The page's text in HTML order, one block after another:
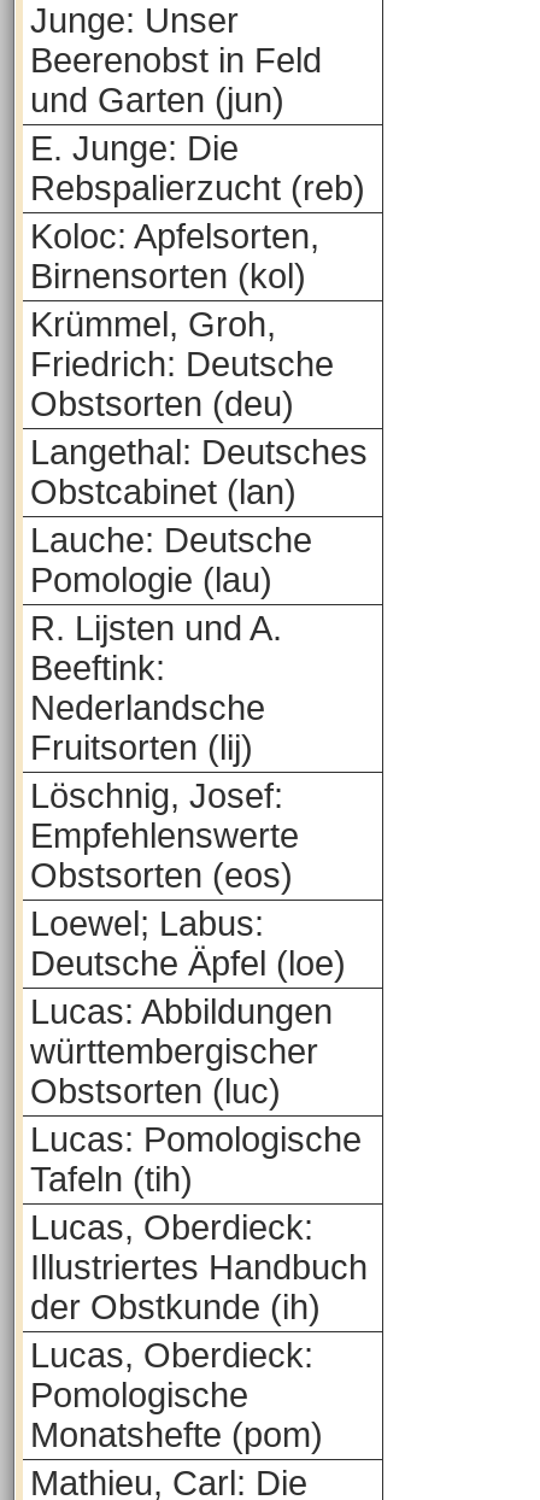
Junge: Unser
Beerenobst in Feld
und Garten (jun)
E. Junge: Die
Rebspalierzucht (reb)
Koloc: Apfelsorten,
Birnensorten (kol)
Krümmel, Groh,
Friedrich: Deutsche
Obstsorten (deu)
Langethal: Deutsches
Obstcabinet (lan)
Lauche: Deutsche
Pomologie (lau)
R. Lijsten und A.
Beeftink:
Nederlandsche
Fruitsorten (lij)
Löschnig, Josef:
Empfehlenswerte
Obstsorten (eos)
Loewel; Labus:
Deutsche Äpfel (loe)
Lucas: Abbildungen
württembergischer
Obstsorten (luc)
Lucas: Pomologische
Tafeln (tih)
Lucas, Oberdieck:
Illustriertes Handbuch
der Obstkunde (ih)
Lucas, Oberdieck:
Pomologische
Monatshefte (pom)
Mathieu, Carl: Die